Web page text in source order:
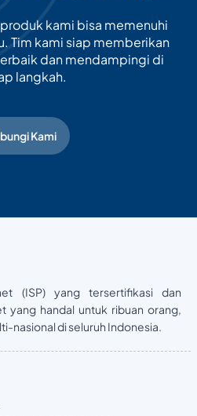
kami bisa memenuhi
Tim kami siap memberikan
dan mendampingi di
langkah.
Kami
(ISP) yang tersertifikasi dan
yang handal untuk ribuan orang,
nasional di seluruh Indonesia.